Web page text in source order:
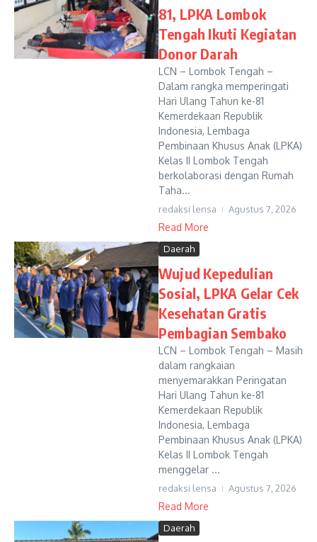
81, LPKA Lombok
Tengah Ikuti Kegiatan
Donor Darah
LCN – Lombok Tengah –
Dalam rangka memperingati
Hari Ulang Tahun ke-81
Kemerdekaan Republik
Indonesia, Lembaga
Pembinaan Khusus Anak (LPKA)
Kelas II Lombok Tengah
berkolaborasi dengan Rumah
Taha...
redaksi lensa Agustus 7, 2026
Read More
Daerah
Wujud Kepedulian
Sosial, LPKA Gelar Cek
Kesehatan Gratis
Pembagian Sembako
LCN – Lombok Tengah – Masih
dalam rangkaian
menyemarakkan Peringatan
Hari Ulang Tahun ke-81
Kemerdekaan Republik
Indonesia, Lembaga
Pembinaan Khusus Anak (LPKA)
Kelas II Lombok Tengah
menggelar ...
redaksi lensa Agustus 7, 2026
Read More
Daerah